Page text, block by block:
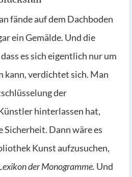
fände auf dem Dachboden
ein Gemälde. Und die
es sich eigentlich nur um
kann, verdichtet sich. Man
der
hinterlassen hat,
Sicherheit. Dann wäre es
Kunst aufzusuchen,
der Monogramme. Und